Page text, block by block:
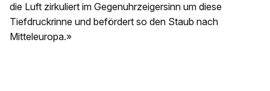
die Luft zirkuliert im Gegenuhrzeigersinn um diese
Tiefdruckrinne und befördert so den Staub nach
Mitteleuropa.»